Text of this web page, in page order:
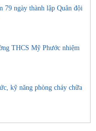
79 ngày thành lập Quân đội
THCS Mỹ Phước nhiệm
kỹ năng phòng cháy chữa